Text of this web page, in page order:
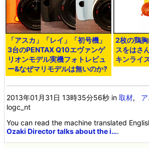
「アスカ」「レイ」「初号機」
3台のPENTAX Q10エヴァンゲ
リオンモデル実機フォトレビュ
ー&なぜマリモデルは無いのか?
2枚の鶏
スをはさ
キンライ
2013年01月31日 13時35分56秒 in取材,
logc_nt
You can read the machine translated
Ozaki Director talks about the i….